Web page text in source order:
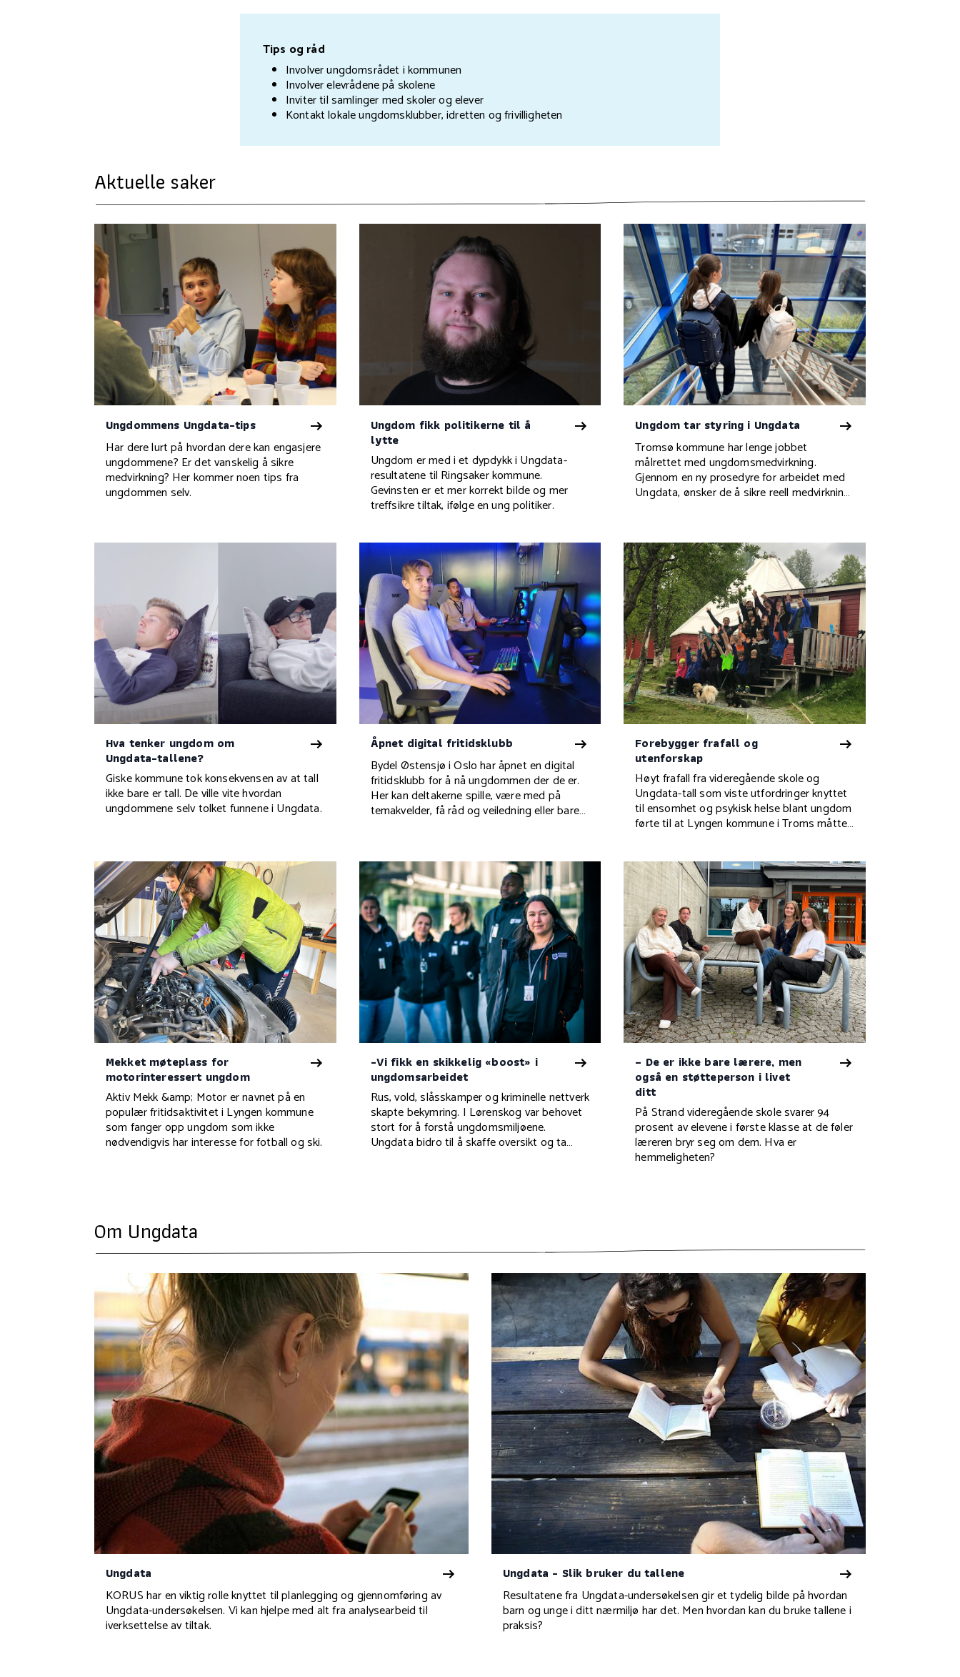
Tips og råd
Involver ungdomsrådet i kommunen
Involver elevrådene på skolene
Inviter til samlinger med skoler og elever
Kontakt lokale ungdomsklubber, idretten og frivilligheten
Aktuelle saker
Ungdommens Ungdata-tips
Har dere lurt på hvordan dere kan engasjere
ungdommene? Er det vanskelig å sikre
medvirkning? Her kommer noen tips fra
ungdommen selv.
Ungdom fikk politikerne til å
lytte
Ungdom er med i et dypdykk i Ungdata-
resultatene til Ringsaker kommune.
Gevinsten er et mer korrekt bilde og mer
treffsikre tiltak, ifølge en ung politiker.
Ungdom tar styring i Ungdata
Tromsø kommune har lenge jobbet
målrettet med ungdomsmedvirkning.
Gjennom en ny prosedyre for arbeidet med
Ungdata, ønsker de å sikre reell medvirkning
Hva tenker ungdom om
Ungdata-tallene?
Giske kommune tok konsekvensen av at tall
ikke bare er tall. De ville vite hvordan
ungdommene selv tolket funnene i Ungdata.
Åpnet digital fritidsklubb
Bydel Østensjø i Oslo har åpnet en digital
fritidsklubb for å nå ungdommen der de er.
Her kan deltakerne spille, være med på
temakvelder, få råd og veiledning eller bare
Forebygger frafall og
utenforskap
Høyt frafall fra videregående skole og
Ungdata-tall som viste utfordringer knyttet
til ensomhet og psykisk helse blant ungdom
førte til at Lyngen kommune i Troms måtte
klart å snu trenden.
Mekket møteplass for
motorinteressert ungdom
Aktiv Mekk &amp; Motor er navnet på en
populær fritidsaktivitet i Lyngen kommune
som fanger opp ungdom som ikke
nødvendigvis har interesse for fotball og ski.
-Vi fikk en skikkelig «boost» i
ungdomsarbeidet
Rus, vold, slåsskamper og kriminelle nettverk
skapte bekymring. I Lørenskog var behovet
stort for å forstå ungdomsmiljøene.
Ungdata bidro til å skaffe oversikt og ta
– De er ikke bare lærere, men
også en støtteperson i livet
ditt
På Strand videregående skole svarer 94
prosent av elevene i første klasse at de føler
læreren bryr seg om dem. Hva er
hemmeligheten?
Om Ungdata
Ungdata
KORUS har en viktig rolle knyttet til planlegging og gjennomføring av
Ungdata-undersøkelsen. Vi kan hjelpe med alt fra analysearbeid til
iverksettelse av tiltak.
Ungdata - Slik bruker du tallene
Resultatene fra Ungdata-undersøkelsen gir et tydelig bilde på hvordan
barn og unge i ditt nærmiljø har det. Men hvordan kan du bruke tallene i
praksis?